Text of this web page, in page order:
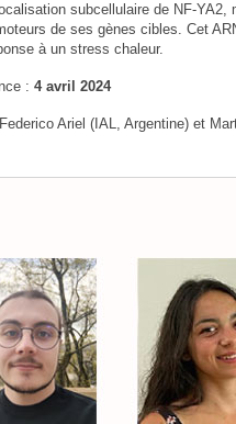
subcellulaire de NF-
de ses gènes cibles. Cet
à un stress chaleur.
: 4 avril 2024
Ariel (IAL, Argentine) et